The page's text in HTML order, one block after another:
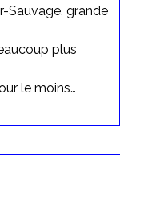
Sauvage, grande
plus
le moins…